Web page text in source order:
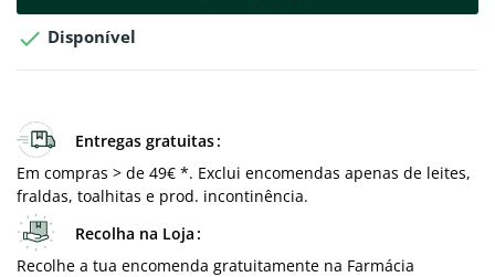
 Disponível
Entregas gratuitas
Em compras > de 49€ *. Exclui encomendas apenas de leites,
fraldas, toalhitas e prod. incontinência.
Recolha na Loja
Recolhe a tua encomenda gratuitamente na Farmácia